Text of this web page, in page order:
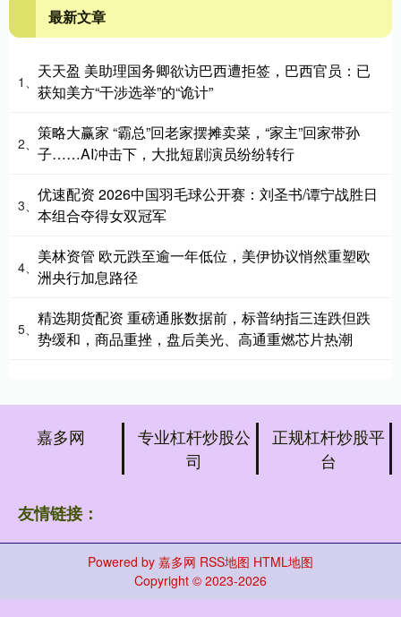
最新文章
1、
天天盈 美助理国务卿欲访巴西遭拒签，巴西官员：已
获知美方“干涉选举”的“诡计”
2、
策略大赢家 “霸总”回老家摆摊卖菜，“家主”回家带孙
子……AI冲击下，大批短剧演员纷纷转行
3、
优速配资 2026中国羽毛球公开赛：刘圣书/谭宁战胜日
本组合夺得女双冠军
4、
美林资管 欧元跌至逾一年低位，美伊协议悄然重塑欧
洲央行加息路径
5、
精选期货配资 重磅通胀数据前，标普纳指三连跌但跌
势缓和，商品重挫，盘后美光、高通重燃芯片热潮
嘉多网
专业杠杆炒股公
司
正规杠杆炒股平
台
友情链接：
Powered by 嘉多网 RSS地图 HTML地图
Copyright © 2023-2026